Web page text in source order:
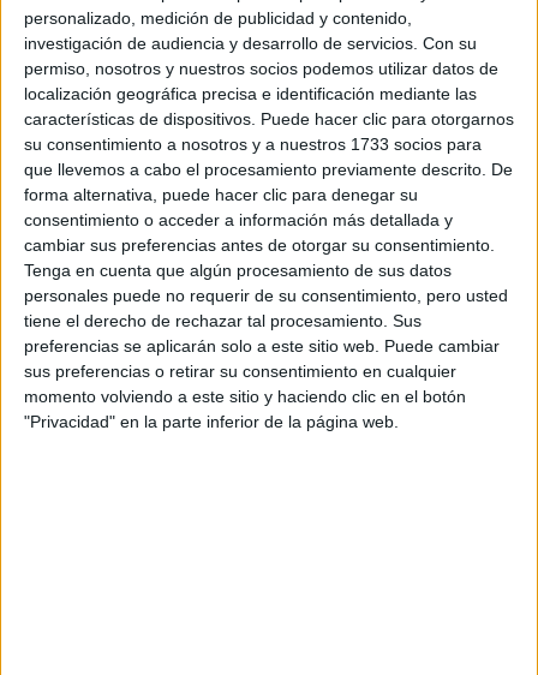
personalizado, medición de publicidad y contenido,
investigación de audiencia y desarrollo de servicios. Con su
permiso, nosotros y nuestros socios podemos utilizar datos de
localización geográfica precisa e identificación mediante las
características de dispositivos. Puede hacer clic para otorgarnos
su consentimiento a nosotros y a nuestros 1733 socios para
que llevemos a cabo el procesamiento previamente descrito. De
forma alternativa, puede hacer clic para denegar su
consentimiento o acceder a información más detallada y
cambiar sus preferencias antes de otorgar su consentimiento.
Tenga en cuenta que algún procesamiento de sus datos
personales puede no requerir de su consentimiento, pero usted
tiene el derecho de rechazar tal procesamiento. Sus
preferencias se aplicarán solo a este sitio web. Puede cambiar
sus preferencias o retirar su consentimiento en cualquier
momento volviendo a este sitio y haciendo clic en el botón
"Privacidad" en la parte inferior de la página web.
Soy:*
Chico
Chica
¿En qué año terminas (o terminaste) bachillerato o FP?
Soy estudiante de:*
Términos y Condiciones de Uso
Aceptolos Términos y Condicionesde uso*